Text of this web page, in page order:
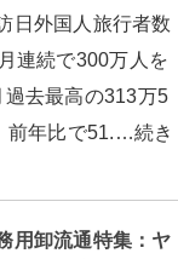
日外国人旅行者数
連続で300万人を
去最高の313万5
前年比で51.…続き
用卸流通特集：ヤ